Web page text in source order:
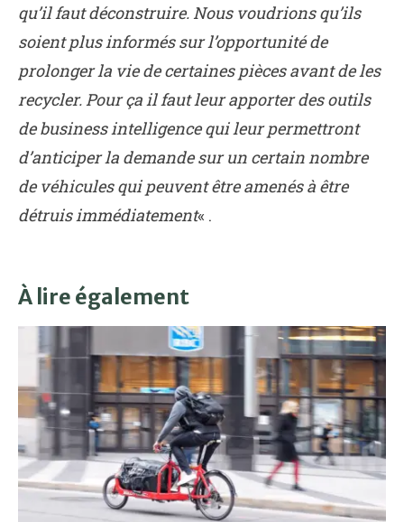
qu’il faut déconstruire. Nous voudrions qu’ils
soient plus informés sur l’opportunité de
prolonger la vie de certaines pièces avant de les
recycler. Pour ça il faut leur apporter des outils
de business intelligence qui leur permettront
d’anticiper la demande sur un certain nombre
de véhicules qui peuvent être amenés à être
détruis immédiatement« .
À lire également